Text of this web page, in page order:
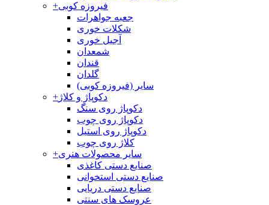
+فیروزه کوبی
جعبه جواهرات
شکلات خوری
آجیل خوری
شمعدان
قندان
گلدان
سایر (فیروزه کوبی)
+دکوپاژ و کلاژ
دکوپاژ روی سنگ
دکوپاژ روی چوب
دکوپاژ روی استیل
کلاژ روی چوب
+سایر محصولات هنری
صنایع دستی کاغذی
صنایع دستی استخوانی
صنایع دستی دریایی
عروسک های سنتی